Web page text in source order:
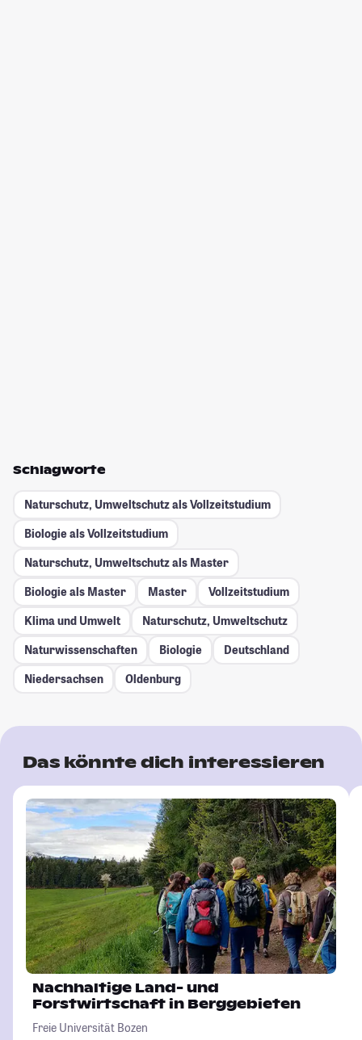
Schlagworte
Naturschutz, Umweltschutz als Vollzeitstudium
Biologie als Vollzeitstudium
Naturschutz, Umweltschutz als Master
Biologie als Master
Master
Vollzeitstudium
Klima und Umwelt
Naturschutz, Umweltschutz
Naturwissenschaften
Biologie
Deutschland
Niedersachsen
Oldenburg
Das könnte dich interessieren
Nachhaltige Land- und
Forstwirtschaft in Berggebieten
Freie Universität Bozen